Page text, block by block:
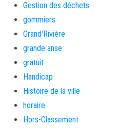
Gestion des déchets
gommiers
Grand'Rivière
grande anse
gratuit
Handicap
Histoire de la ville
horaire
Hors-Classement